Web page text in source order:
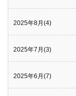
2025年8月(4)
2025年7月(3)
2025年6月(7)